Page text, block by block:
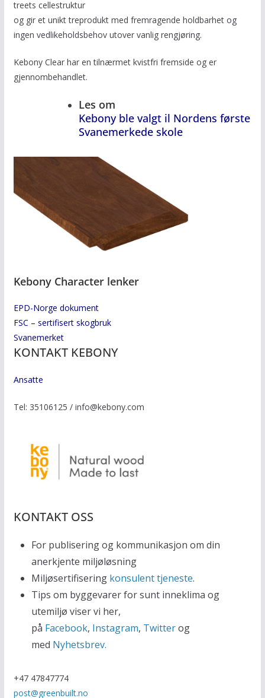
treets cellestruktur
og gir et unikt treprodukt med fremragende holdbarhet og
ingen vedlikeholdsbehov utover vanlig rengjøring.
Kebony Clear har en tilnærmet kvistfri fremside og er
gjennombehandlet.
Les om
Kebony ble valgt il Nordens første
Svanemerkede skole
Kebony Character lenker
EPD-Norge dokument
FSC – sertifisert skogbruk
Svanemerket
KONTAKT KEBONY
Ansatte
Tel: 35106125 / info@kebony.com
KONTAKT OSS
For publisering og kommunikasjon om din
anerkjente miljøløsning
Miljøsertifisering konsulent tjeneste.
Tips om byggevarer for sunt inneklima og
utemiljø viser vi her,
på Facebook, Instagram, Twitterog
med Nyhetsbrev.
+47 47847774
post@greenbuilt.no